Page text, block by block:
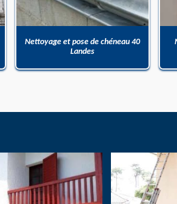
Nettoyage et pose de chéneau 40
Landes